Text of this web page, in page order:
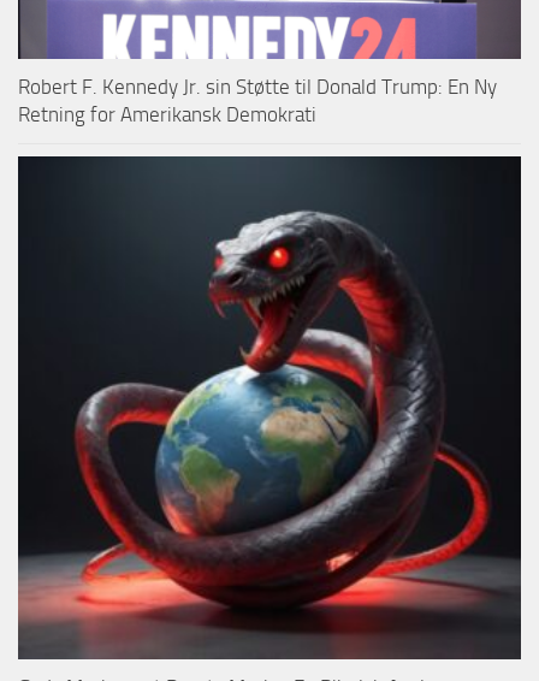
Robert F. Kennedy Jr. sin Støtte til Donald Trump: En Ny
Retning for Amerikansk Demokrati